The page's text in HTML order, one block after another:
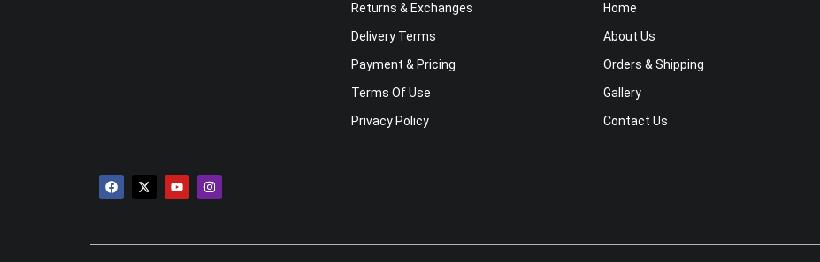
Returns & Exchanges
Delivery Terms
Payment & Pricing
Terms Of Use
Privacy Policy
Home
About Us
Orders & Shipping
Gallery
Contact Us